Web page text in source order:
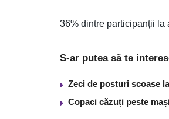
36% dintre participanții la
S-ar putea să te
Zeci de posturi scoase
Copaci căzuți peste